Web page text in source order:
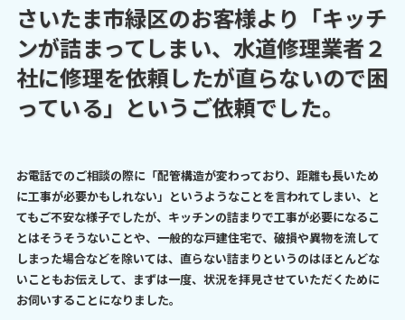
さいたま市緑区のお客様より「キッチ
ンが詰まってしまい、水道修理業者２
社に修理を依頼したが直らないので困
っている」というご依頼でした。
お電話でのご相談の際に「配管構造が変わっており、距離も長いため
に工事が必要かもしれない」というようなことを言われてしまい、と
てもご不安な様子でしたが、キッチンの詰まりで工事が必要になるこ
とはそうそうないことや、一般的な戸建住宅で、破損や異物を流して
しまった場合などを除いては、直らない詰まりというのはほとんどな
いこともお伝えして、まずは一度、状況を拝見させていただくために
お伺いすることになりました。